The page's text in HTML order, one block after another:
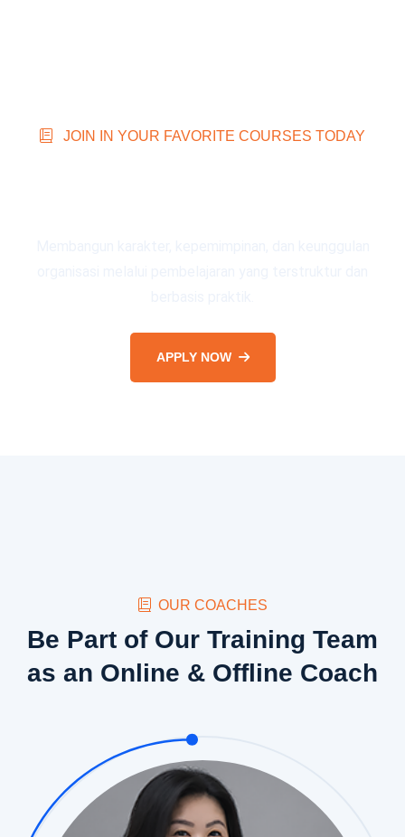
JOIN IN YOUR FAVORITE COURSES TODAY
APPLY NOW
OUR COACHES
Be Part of Our Training Team
as an Online & Offline Coach